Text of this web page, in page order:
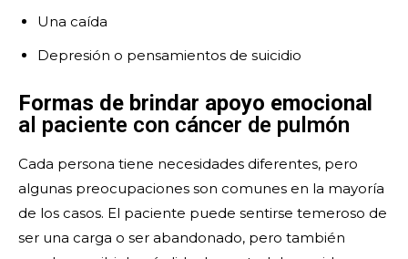
Una caída
Depresión o pensamientos de suicidio
Formas de brindar apoyo emocional
al paciente con cáncer de pulmón
Cada persona tiene necesidades diferentes, pero
algunas preocupaciones son comunes en la mayoría
de los casos. El paciente puede sentirse temeroso de
ser una carga o ser abandonado, pero también